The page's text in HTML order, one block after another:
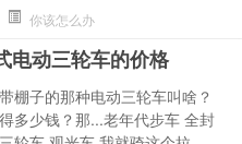
你该怎么办
电动三轮车的价格
棚子的那种电动三轮车叫啥？
多少钱？那...老年代步车 全封